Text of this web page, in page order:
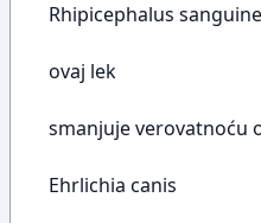
Rhipicephalus
ovaj lek
smanjuje verovatnoću
Ehrlichia canis